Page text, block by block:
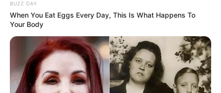
BUZZ DAY
When You Eat Eggs Every Day, This Is What Happens To
Your Body